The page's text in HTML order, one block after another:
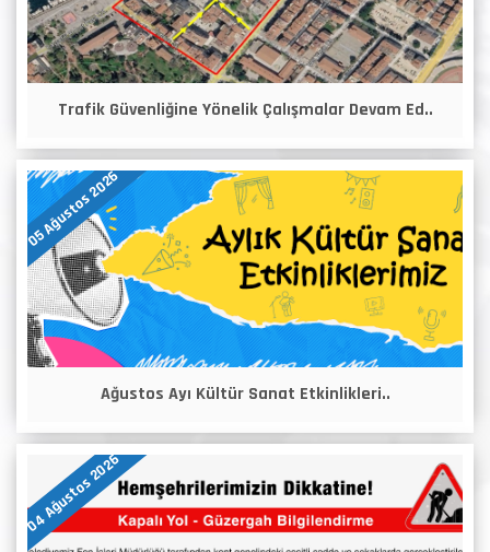
Trafik Güvenliğine Yönelik Çalışmalar Devam Ed..
05 Ağustos 2026
Ağustos Ayı Kültür Sanat Etkinlikleri..
04 Ağustos 2026